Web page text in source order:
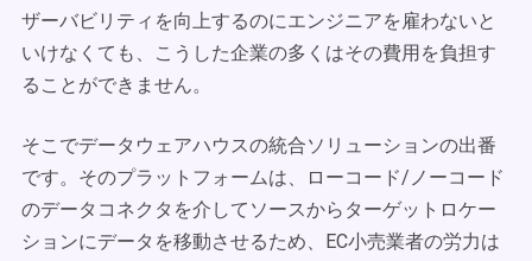
ザーバビリティを向上するのにエンジニアを雇わないと
いけなくても、こうした企業の多くはその費用を負担す
ることができません。
そこでデータウェアハウスの統合ソリューションの出番
です。そのプラットフォームは、ローコード/ノーコード
のデータコネクタを介してソースからターゲットロケー
ションにデータを移動させるため、EC小売業者の労力は